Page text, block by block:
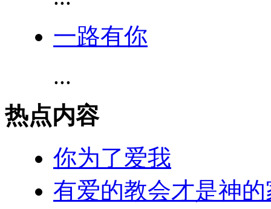
一路有你
...
热点内容
你为了爱我
有爱的教会才是神的